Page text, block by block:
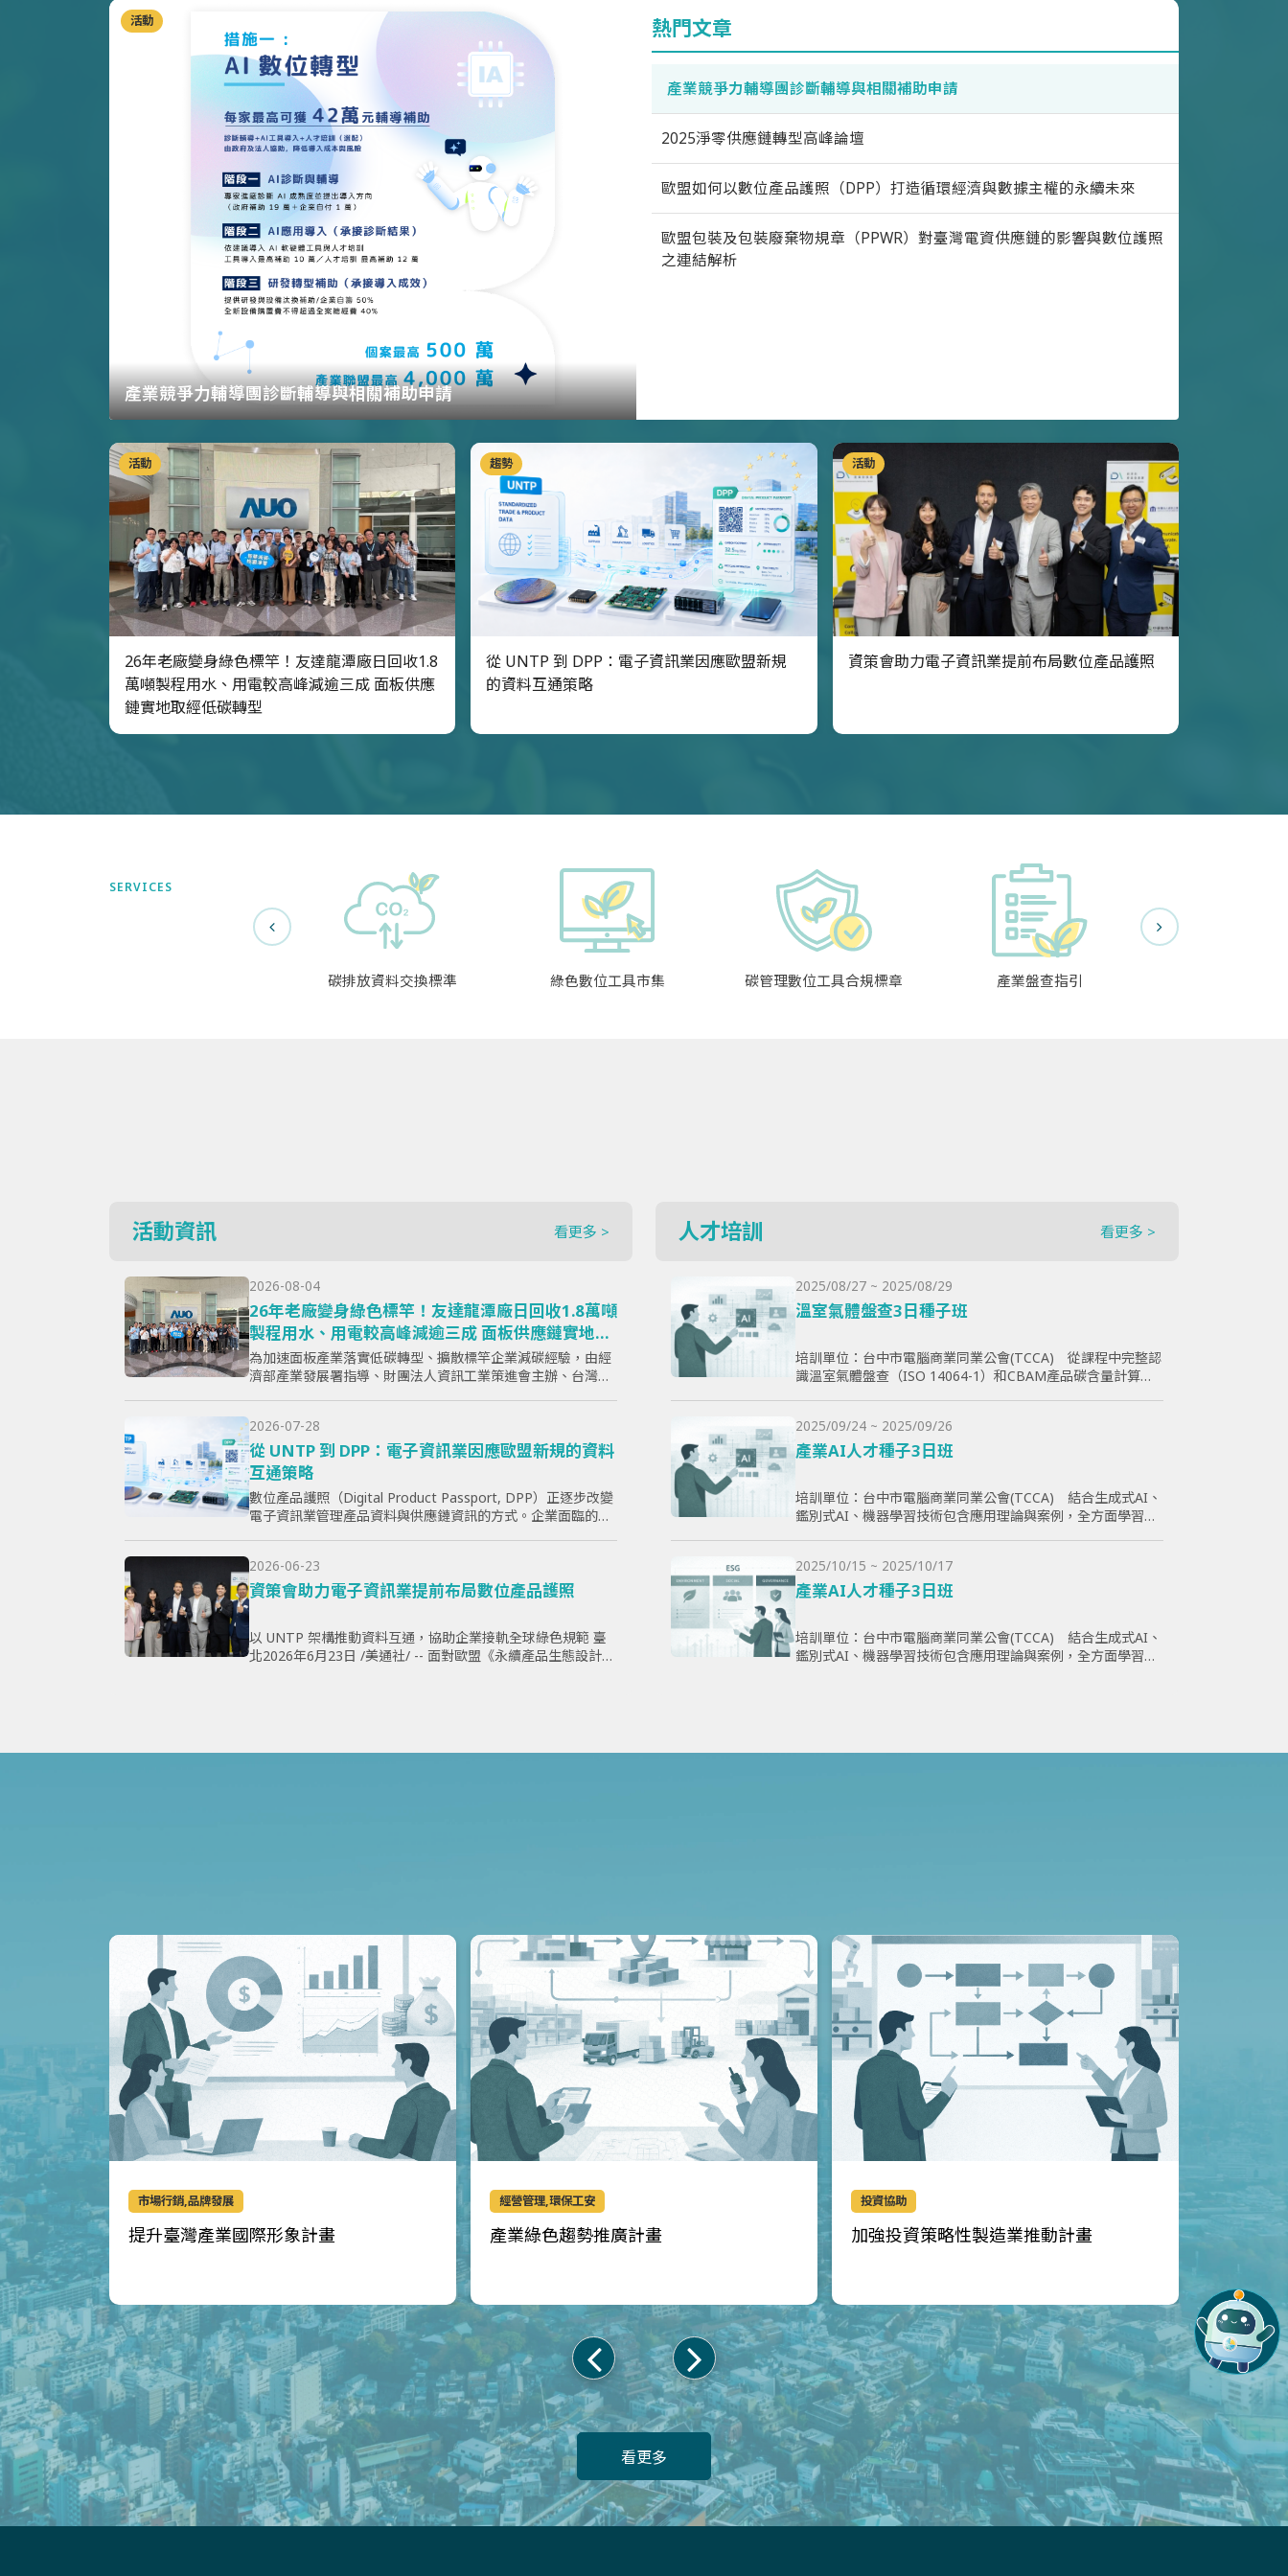
產業競爭力輔導團診斷輔導與相關補助申請
活動 熱門文章
產業競爭力輔導團診斷輔導與相關補助申請
2025淨零供應鏈轉型高峰論壇
歐盟如何以數位產品護照（DPP）打造循環經濟與數據主權的永續未來
歐盟包裝及包裝廢棄物規章（PPWR）對臺灣電資供應鏈的影響與數位護照
之連結解析
活動
26年老廠變身綠色標竿！友達龍潭廠日回收1.8
萬噸製程用水、用電較高峰減逾三成 面板供應
鏈實地取經低碳轉型
趨勢
從 UNTP 到 DPP：電子資訊業因應歐盟新規
的資料互通策略
活動
資策會助力電子資訊業提前布局數位產品護照
SERVICES
碳排放資料交換標準 綠色數位工具市集 碳管理數位工具合規標章 產業盤查指引
活動資訊 看更多 >
2026-08-04
26年老廠變身綠色標竿！友達龍潭廠日回收1.8萬噸
製程用水、用電較高峰減逾三成 面板供應鏈實地取
經低碳轉型
為加速面板產業落實低碳轉型、擴散標竿企業減碳經驗，由經
濟部產業發展署指導、財團法人資訊工業策進會主辦、台灣顯
2026-07-28
從 UNTP 到 DPP：電子資訊業因應歐盟新規的資料
互通策略
數位產品護照（Digital Product Passport, DPP）正逐步改變
電子資訊業管理產品資料與供應鏈資訊的方式。企業面臨的核
2026-06-23
資策會助力電子資訊業提前布局數位產品護照
以 UNTP 架構推動資料互通，協助企業接軌全球綠色規範 臺
北2026年6月23日 /美通社/ -- 面對歐盟《永續產品生態設計法
人才培訓 看更多 >
2025/08/27 ~ 2025/08/29
溫室氣體盤查3日種子班
培訓單位：台中市電腦商業同業公會(TCCA) 從課程中完整認
識溫室氣體盤查（ISO 14064-1）和CBAM產品碳含量計算原
企業實現減碳目標。
2025/09/24 ~ 2025/09/26
產業AI人才種子3日班
培訓單位：台中市電腦商業同業公會(TCCA) 結合生成式AI、
鑑別式AI、機器學習技術包含應用理論與案例，全方面學習與
2025/10/15 ~ 2025/10/17
產業AI人才種子3日班
培訓單位：台中市電腦商業同業公會(TCCA) 結合生成式AI、
鑑別式AI、機器學習技術包含應用理論與案例，全方面學習與
市場行銷,品牌發展
提升臺灣產業國際形象計畫
經營管理,環保工安
產業綠色趨勢推廣計畫
投資協助
加強投資策略性製造業推動計畫
生產技術
智慧機
上
一
頁
下
一
頁
看更多